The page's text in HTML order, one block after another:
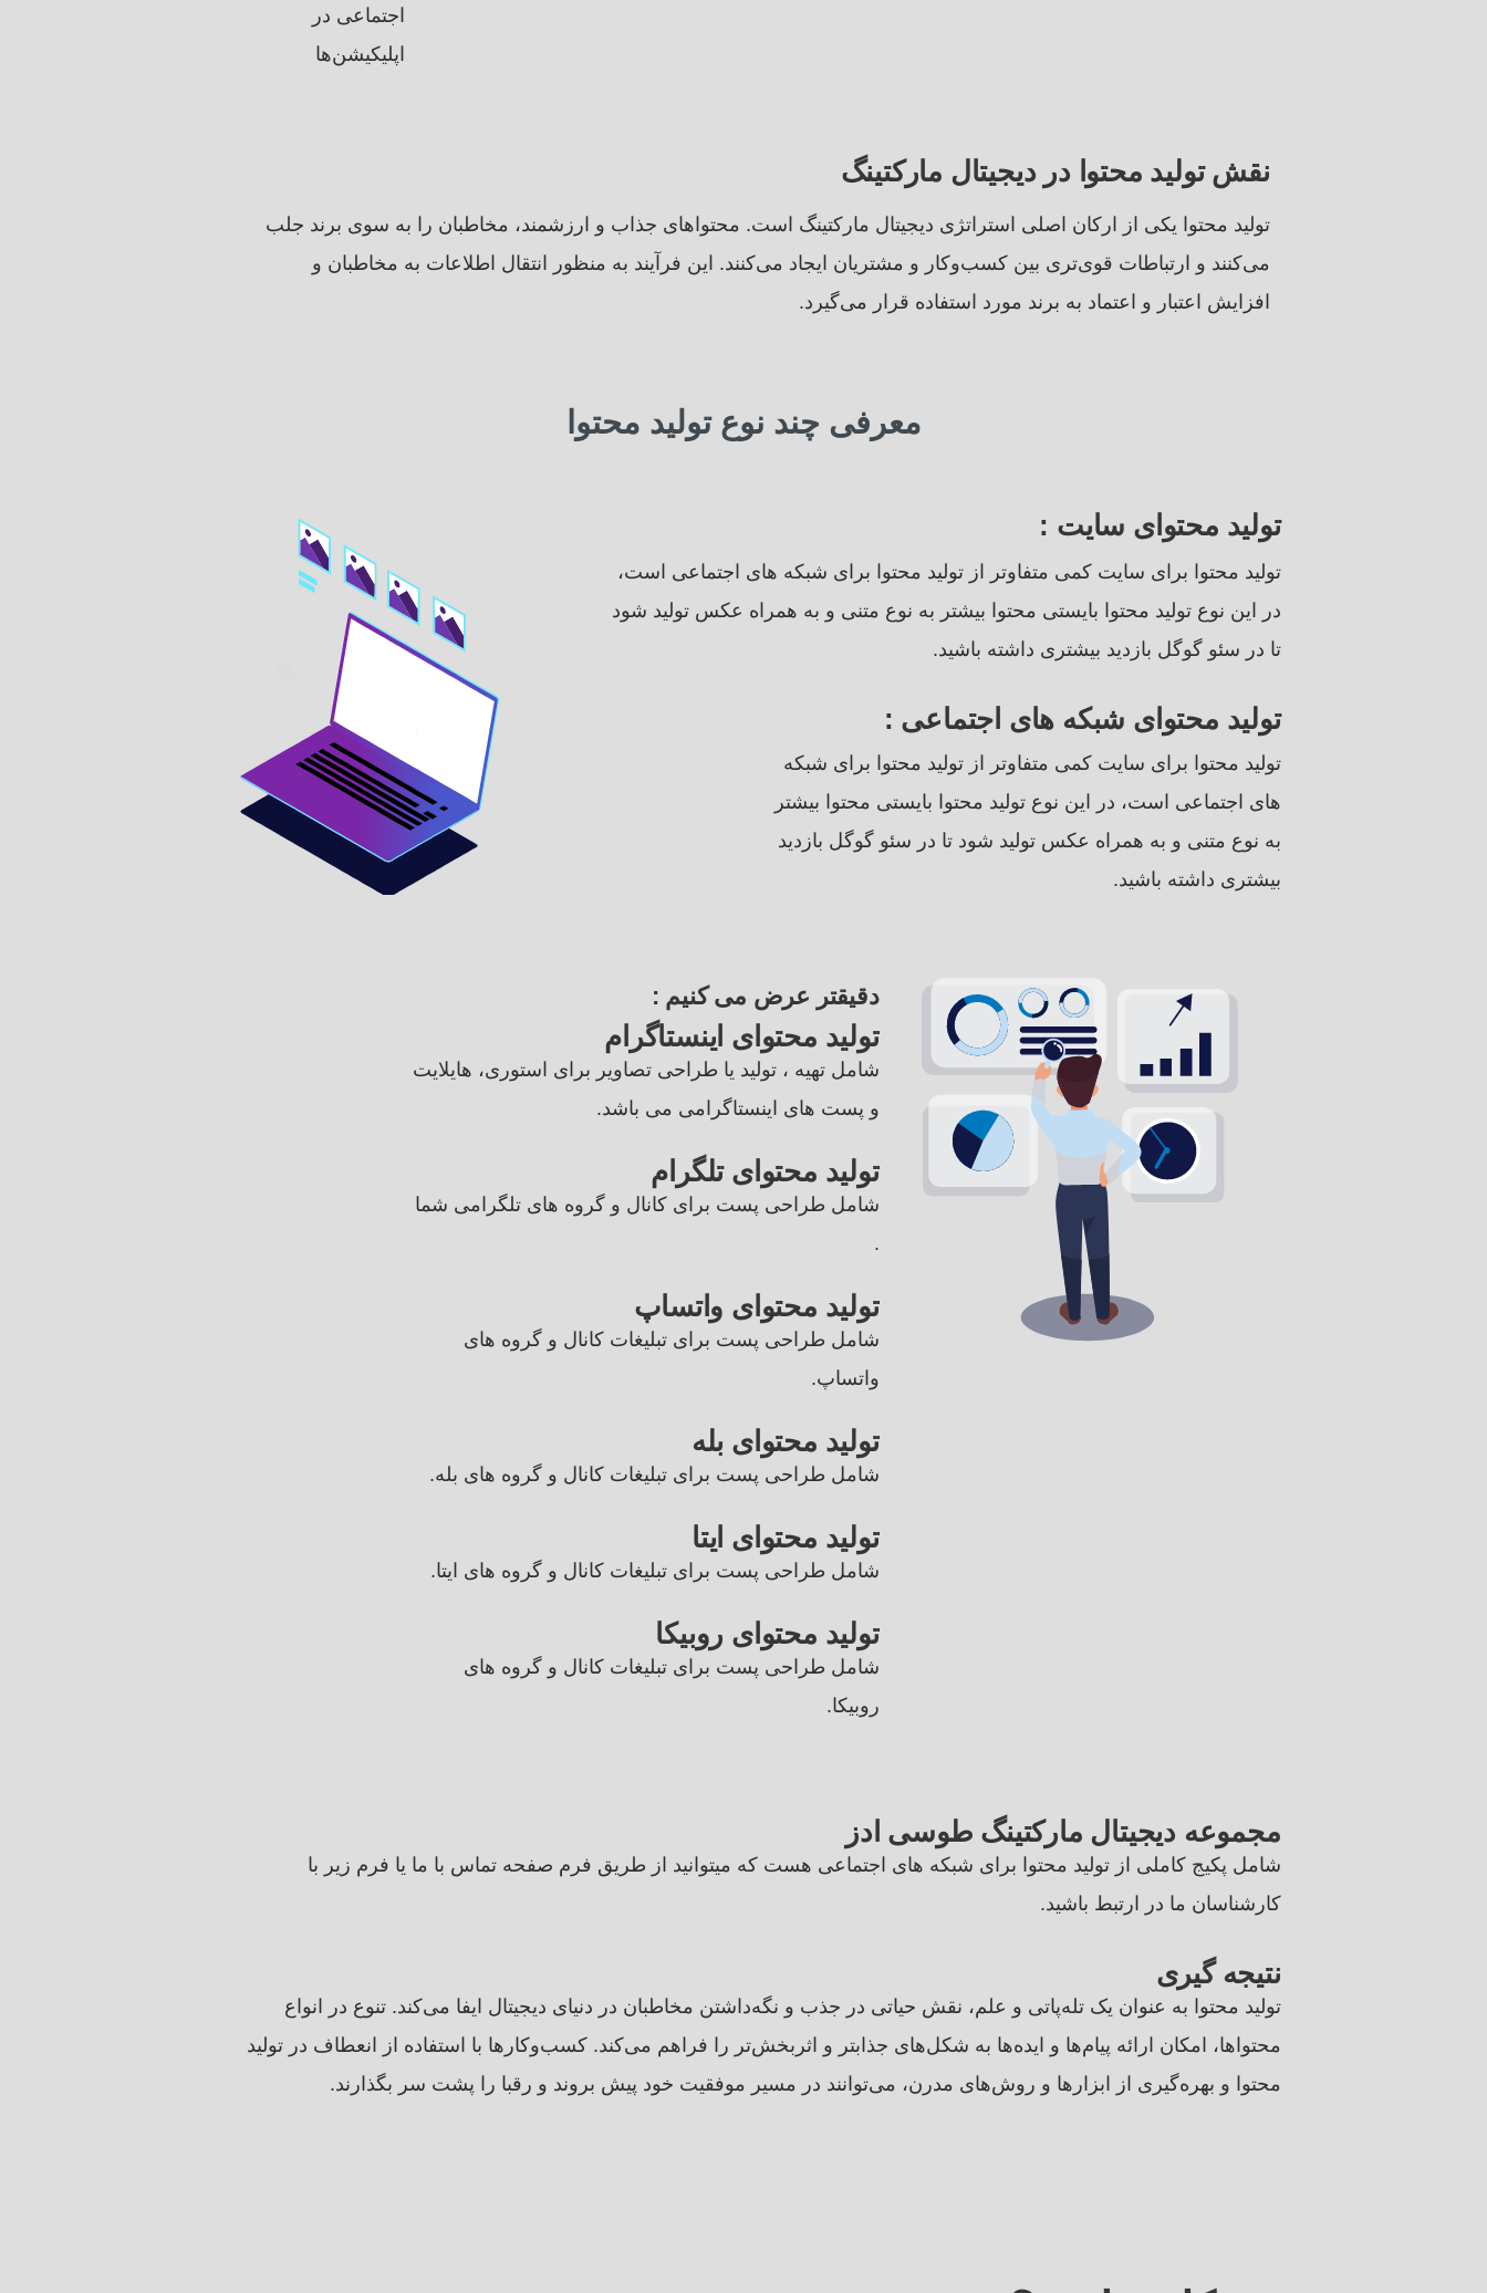
اجتماعی در
اپلیکیشن‌ها
نقش تولید محتوا در دیجیتال مارکتینگ
تولید محتوا یکی از ارکان اصلی استراتژی دیجیتال مارکتینگ است. محتواهای جذاب و ارزشمند، مخاطبان را به سوی برند جلب
می‌کنند و ارتباطات قوی‌تری بین کسب‌وکار و مشتریان ایجاد می‌کنند. این فرآیند به منظور انتقال اطلاعات به مخاطبان و
افزایش اعتبار و اعتماد به برند مورد استفاده قرار می‌گیرد.
معرفی چند نوع تولید محتوا
تولید محتوای سایت :
تولید محتوا برای سایت کمی متفاوتر از تولید محتوا برای شبکه های اجتماعی است،
در این نوع تولید محتوا بایستی محتوا بیشتر به نوع متنی و به همراه عکس تولید شود
تا در سئو گوگل بازدید بیشتری داشته باشید.
تولید محتوای شبکه های اجتماعی :
تولید محتوا برای سایت کمی متفاوتر از تولید محتوا برای شبکه
های اجتماعی است، در این نوع تولید محتوا بایستی محتوا بیشتر
به نوع متنی و به همراه عکس تولید شود تا در سئو گوگل بازدید
بیشتری داشته باشید.
دقیقتر عرض می کنیم :
تولید محتوای اینستاگرام
شامل تهیه ، تولید یا طراحی تصاویر برای استوری، هایلایت
و پست های اینستاگرامی می باشد.
تولید محتوای تلگرام
شامل طراحی پست برای کانال و گروه های تلگرامی شما
.
تولید محتوای واتساپ
شامل طراحی پست برای تبلیغات کانال و گروه های
واتساپ.
تولید محتوای بله
شامل طراحی پست برای تبلیغات کانال و گروه های بله.
تولید محتوای ایتا
شامل طراحی پست برای تبلیغات کانال و گروه های ایتا.
تولید محتوای روبیکا
شامل طراحی پست برای تبلیغات کانال و گروه های
روبیکا.
مجموعه دیجیتال مارکتینگ طوسی ادز
شامل پکیج کاملی از تولید محتوا برای شبکه های اجتماعی هست که میتوانید از طریق فرم صفحه تماس با ما یا فرم زیر با
کارشناسان ما در ارتبط باشید.
نتیجه گیری
تولید محتوا به عنوان یک تله‌پاتی و علم، نقش حیاتی در جذب و نگه‌داشتن مخاطبان در دنیای دیجیتال ایفا می‌کند. تنوع در انواع
محتواها، امکان ارائه پیام‌ها و ایده‌ها به شکل‌های جذابتر و اثربخش‌تر را فراهم می‌کند. کسب‌وکارها با استفاده از انعطاف در تولید
محتوا و بهره‌گیری از ابزارها و روش‌های مدرن، می‌توانند در مسیر موفقیت خود پیش بروند و رقبا را پشت سر بگذارند.